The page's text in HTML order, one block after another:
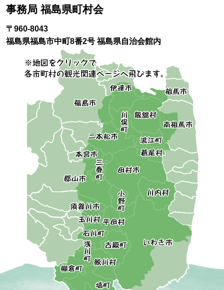
事務局 福島県町村会
〒960-8043
福島県福島市中町8番2号 福島県自治会館内